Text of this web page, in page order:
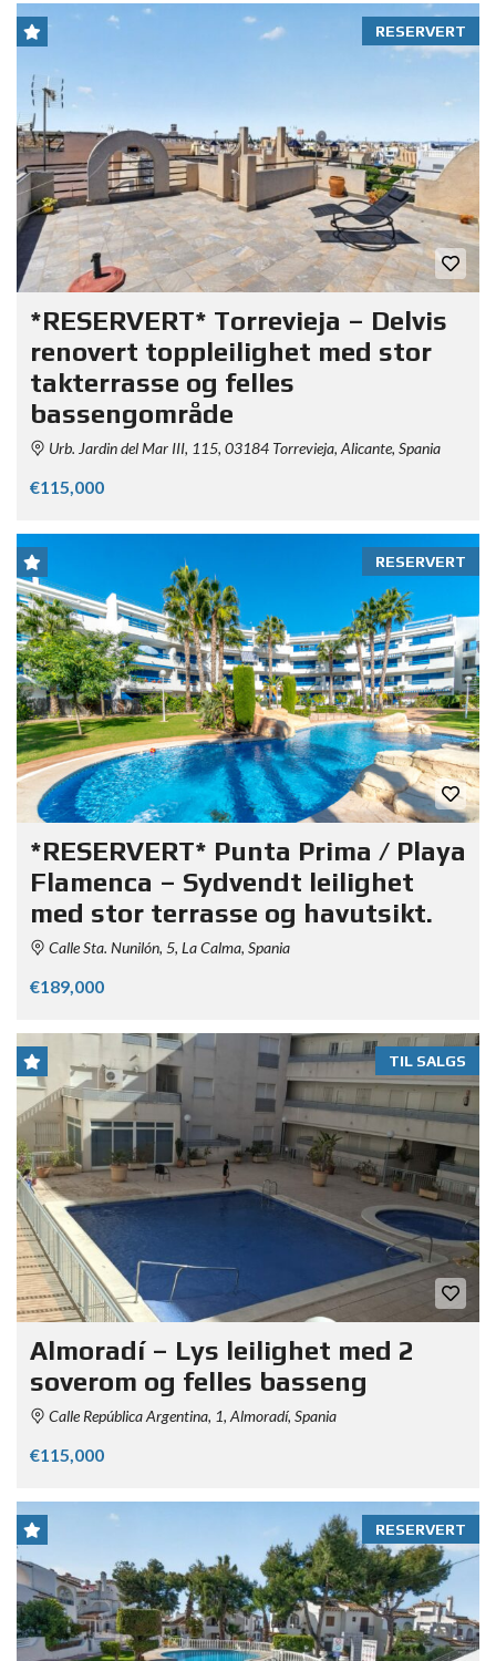
RESERVERT
*RESERVERT* Torrevieja – Delvis
renovert toppleilighet med stor
takterrasse og felles
bassengområde
Urb. Jardin del Mar III, 115, 03184 Torrevieja, Alicante, Spania
€115,000
RESERVERT
*RESERVERT* Punta Prima / Playa
Flamenca – Sydvendt leilighet
med stor terrasse og havutsikt.
Calle Sta. Nunilón, 5, La Calma, Spania
€189,000
TIL SALGS
Almoradí – Lys leilighet med 2
soverom og felles basseng
Calle República Argentina, 1, Almoradí, Spania
€115,000
RESERVERT